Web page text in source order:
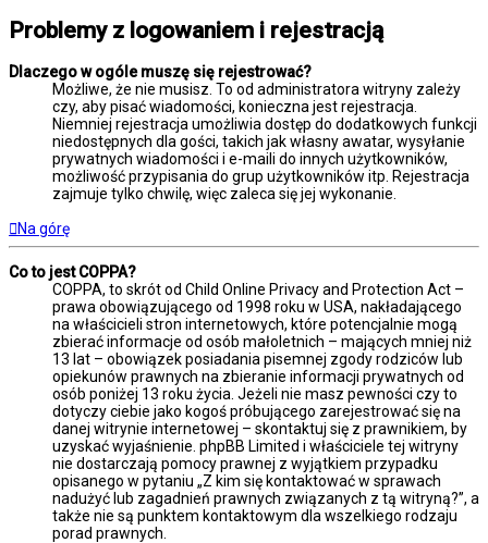
Problemy z logowaniem i rejestracją
Dlaczego w ogóle muszę się rejestrować?
Możliwe, że nie musisz. To od administratora witryny zależy
czy, aby pisać wiadomości, konieczna jest rejestracja.
Niemniej rejestracja umożliwia dostęp do dodatkowych funkcji
niedostępnych dla gości, takich jak własny awatar, wysyłanie
prywatnych wiadomości i e-maili do innych użytkowników,
możliwość przypisania do grup użytkowników itp. Rejestracja
zajmuje tylko chwilę, więc zaleca się jej wykonanie.
Na górę
Co to jest COPPA?
COPPA, to skrót od Child Online Privacy and Protection Act –
prawa obowiązującego od 1998 roku w USA, nakładającego
na właścicieli stron internetowych, które potencjalnie mogą
zbierać informacje od osób małoletnich – mających mniej niż
13 lat – obowiązek posiadania pisemnej zgody rodziców lub
opiekunów prawnych na zbieranie informacji prywatnych od
osób poniżej 13 roku życia. Jeżeli nie masz pewności czy to
dotyczy ciebie jako kogoś próbującego zarejestrować się na
danej witrynie internetowej – skontaktuj się z prawnikiem, by
uzyskać wyjaśnienie. phpBB Limited i właściciele tej witryny
nie dostarczają pomocy prawnej z wyjątkiem przypadku
opisanego w pytaniu „Z kim się kontaktować w sprawach
nadużyć lub zagadnień prawnych związanych z tą witryną?”, a
także nie są punktem kontaktowym dla wszelkiego rodzaju
porad prawnych.